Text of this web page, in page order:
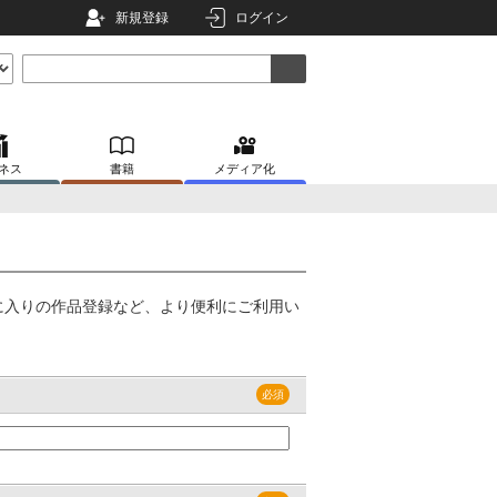
新規登録 ログイン
ス 書籍 メディア化
りの作品登録など、より便利にご利用い